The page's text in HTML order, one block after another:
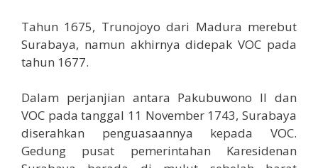
Tahun 1675, Trunojoyo dari Madura merebut
Surabaya, namun akhirnya didepak VOC pada
tahun 1677.
Dalam perjanjian antara Pakubuwono II dan
VOC pada tanggal 11 November 1743, Surabaya
diserahkan penguasaannya kepada VOC.
Gedung pusat pemerintahan Karesidenan